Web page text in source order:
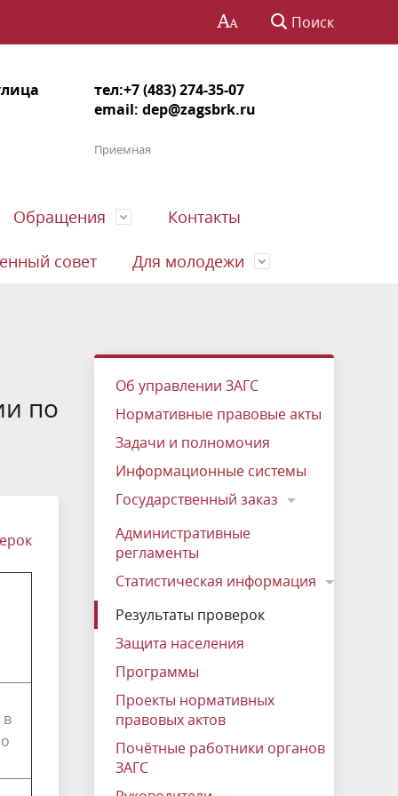
Поиск
тел:+7 (483) 274-35-07
email: dep@zagsbrk.ru
Приемная
Результаты проверок
Почётные работники органов ЗАГС
Руководители
Государственная пошлина
и
Обращения
Обзоры обращений граждан
Контакты
заинтересованных в поступлении на
государственную гражданскую
службу Российской Федерации
противодействием коррупции
Форма справки о доходах, расходах,
об имуществе и обязательствах
имущественного характера
совет Для молодежи
Дополнительное профобучение
по
в
Об управлении ЗАГС
Нормативные правовые акты
Задачи и полномочия
Информационные системы
Государственный заказ
Административные
регламенты
Статистическая информация
Результаты проверок
Защита населения
Программы
Проекты нормативных
правовых актов
Почётные работники органов
ЗАГС